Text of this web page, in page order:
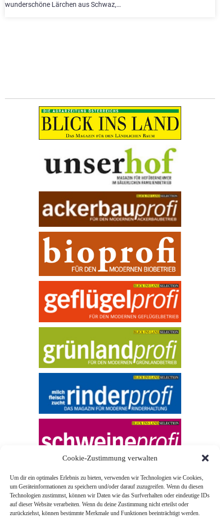
Cookie-Zustimmung verwalten
Um dir ein optimales Erlebnis zu bieten, verwenden wir Technologien wie Cookies,
um Geräteinformationen zu speichern und/oder darauf zuzugreifen. Wenn du diesen
Technologien zustimmst, können wir Daten wie das Surfverhalten oder eindeutige IDs
auf dieser Website verarbeiten. Wenn du deine Zustimmung nicht erteilst oder
zurückziehst, können bestimmte Merkmale und Funktionen beeinträchtigt werden.
wunderschöne Lärchen aus Schwaz,…